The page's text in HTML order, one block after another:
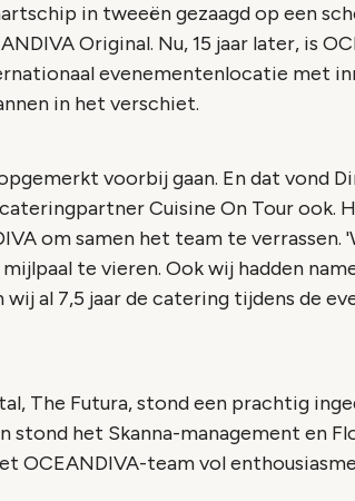
in tweeën gezaagd op een
Original. Nu, 15 jaar later, is
evenementenlocatie met
in het verschiet.
voorbij gaan. En dat vond
Cuisine On Tour ook.
om samen het team te verrassen.
te vieren. Ook wij hadden
wij al 7,5 jaar de catering tijdens de
The Futura, stond een prachtig
stond het Skanna-management en
OCEANDIVA-team vol